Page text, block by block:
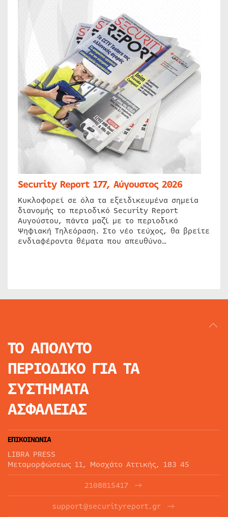
Security Report 177, Αύγουστος 2026
Κυκλοφορεί σε όλα τα εξειδικευμένα σημεία
διανομής το περιοδικό Security Report
Αυγούστου, πάντα μαζί με το περιοδικό
Ψηφιακή Τηλεόραση. Στο νέο τεύχος, θα βρείτε
ενδιαφέροντα θέματα που απευθύνο…
ΤΟ ΑΠΟΛΥΤΟ
ΠΕΡΙΟΔΙΚΟ ΓΙΑ ΤΑ
ΣΥΣΤΗΜΑΤΑ
ΑΣΦΑΛΕΙΑΣ
ΕΠΙΚΟΙΝΩΝΙΑ
LIBRA PRESS
Μεταμορφώσεως 11, Μοσχάτο Αττικής, 183 45
2108815417
support@securityreport.gr